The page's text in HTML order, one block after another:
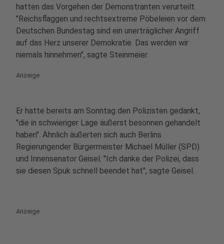
hatten das Vorgehen der Demonstranten verurteilt.
"Reichsflaggen und rechtsextreme Pöbeleien vor dem
Deutschen Bundestag sind ein unerträglicher Angriff
auf das Herz unserer Demokratie. Das werden wir
niemals hinnehmen", sagte Steinmeier.
Anzeige
Er hatte bereits am Sonntag den Polizisten gedankt,
"die in schwieriger Lage äußerst besonnen gehandelt
haben". Ähnlich äußerten sich auch Berlins
Regierungender Bürgermeister Michael Müller (SPD)
und Innensenator Geisel. "Ich danke der Polizei, dass
sie diesen Spuk schnell beendet hat", sagte Geisel.
Anzeige